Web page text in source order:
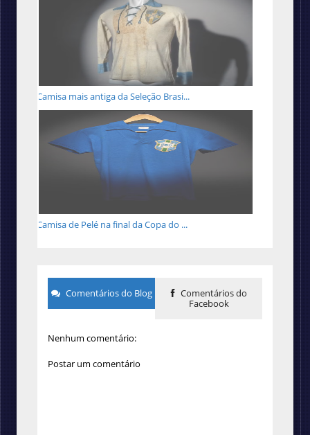
Camisa mais antiga da Seleção Brasi...
Camisa de Pelé na final da Copa do ...
Comentários do Blog
Comentários do
Facebook
Nenhum comentário:
Postar um comentário